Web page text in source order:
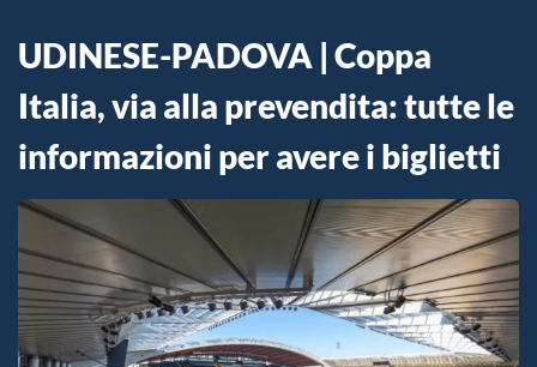
UDINESE-PADOVA | Coppa
Italia, via alla prevendita: tutte le
informazioni per avere i biglietti